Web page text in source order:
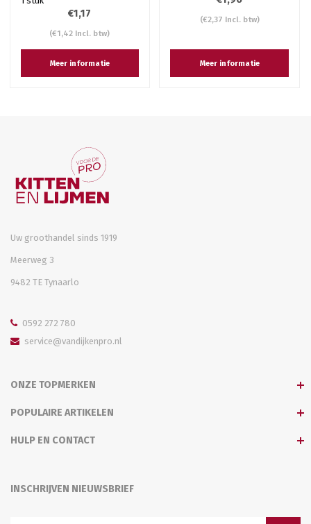
€1,17
(€1,42 Incl. btw)
Meer informatie
(€2,37 Incl. btw)
Meer informatie
Uw groothandel sinds 1919
Meerweg 3
9482 TE Tynaarlo
0592 272 780
service@vandijkenpro.nl
ONZE TOPMERKEN
POPULAIRE ARTIKELEN
HULP EN CONTACT
INSCHRIJVEN NIEUWSBRIEF